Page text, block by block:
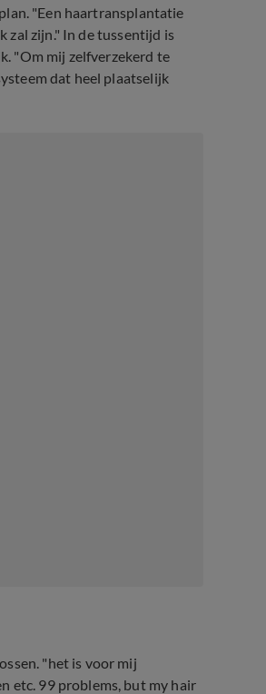
"Een haartransplantatie
zal zijn." In de tussentijd is
"Om mij zelfverzekerd te
dat heel plaatselijk
"het is voor mij
etc. 99 problems, but my hair